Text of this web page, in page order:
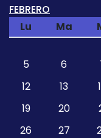
FEBRERO
Lu
Ma
5
6
12
13
19
20
26
27